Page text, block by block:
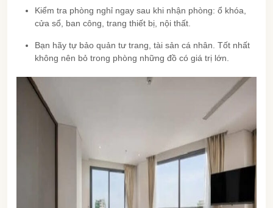
Kiểm tra phòng nghỉ ngay sau khi nhận phòng: ổ khóa,
cửa sổ, ban công, trang thiết bị, nội thất.
Bạn hãy tự bảo quản tư trang, tài sản cá nhân. Tốt nhất
không nên bỏ trong phòng những đồ có giá trị lớn.